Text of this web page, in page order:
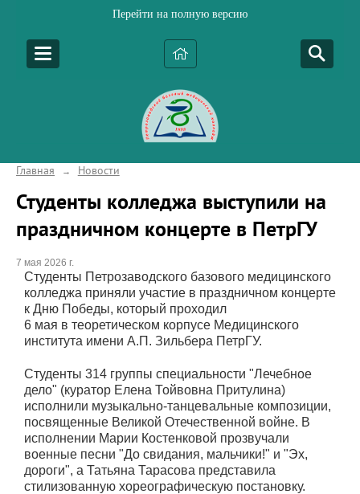
Перейти на полную версию
Главная → Новости
Студенты колледжа выступили на
праздничном концерте в ПетрГУ
7 мая 2026 г.
Студенты Петрозаводского базового медицинского
колледжа приняли участие в праздничном концерте
к Дню Победы, который проходил
6 мая в теоретическом корпусе Медицинского
института имени А.П. Зильбера ПетрГУ.
Студенты 314 группы специальности "Лечебное
дело" (куратор Елена Тойвовна Притулина)
исполнили музыкально-танцевальные композиции,
посвященные Великой Отечественной войне. В
исполнении Марии Костенковой прозвучали
военные песни "До свидания, мальчики!" и "Эх,
дороги", а Татьяна Тарасова представила
стилизованную хореографическую постановку.